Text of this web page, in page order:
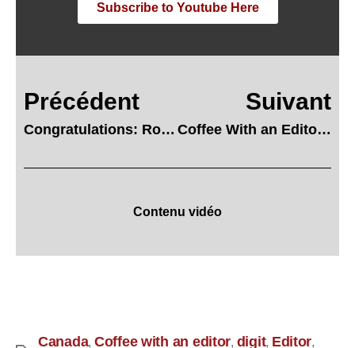
Subscribe to Youtube Here
Précédent
Congratulations: Rosie Award Nominations
Suivant
Coffee With an Editor – Cam McLauchlin
Contenu vidéo
Canada, Coffee with an editor, digit, Editor,